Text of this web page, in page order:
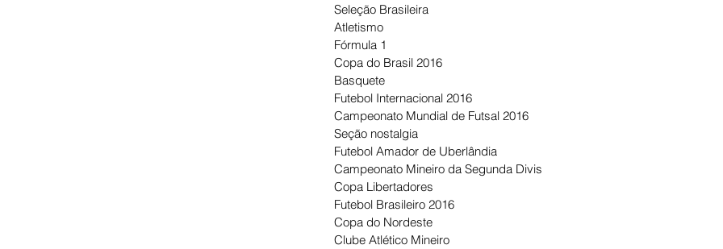
Seleção Brasileira
Atletismo
Fórmula 1
Copa do Brasil 2016
Basquete
Futebol Internacional 2016
Campeonato Mundial de Futsal 2016
Seção nostalgia
Futebol Amador de Uberlândia
Campeonato Mineiro da Segunda Divis
Copa Libertadores
Futebol Brasileiro 2016
Copa do Nordeste
Clube Atlético Mineiro